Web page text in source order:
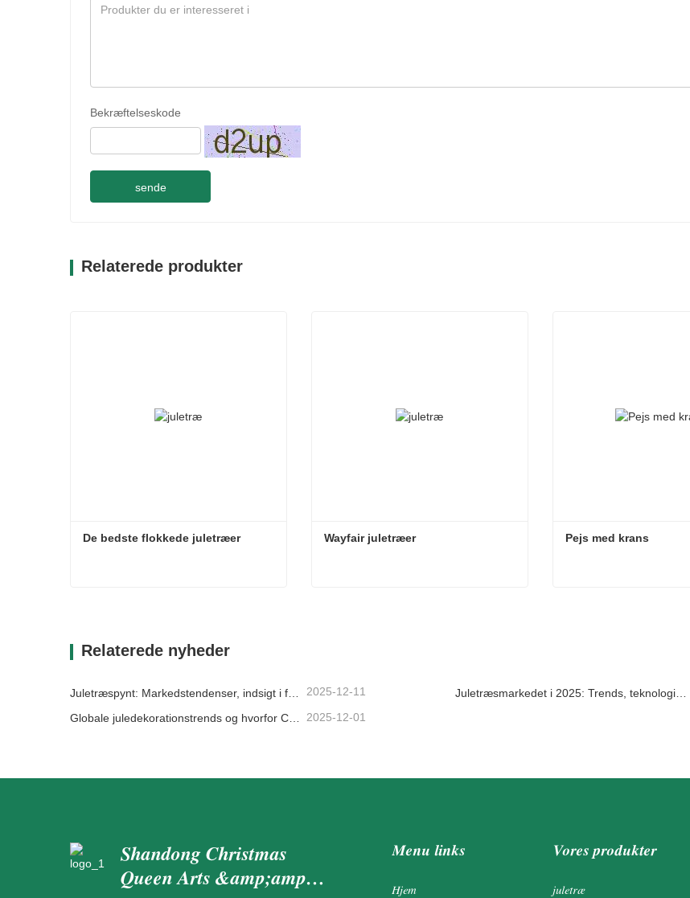
Bekræftelseskode
sende
Relaterede produkter
De bedste flokkede juletræer Wayfair juletræer Pejs med krans
Relaterede nyheder
2025-12-11 Juletræsmarkedet i 2025: Trends, teknologier og indkøbsguide til B2B-købere
2025-12-01
Shandong Christmas
Queen Arts &amp;amp;
Menu links
Hjem
Vores produkter
juletræ